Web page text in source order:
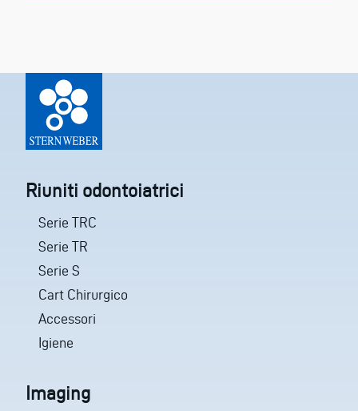
Riuniti odontoiatrici
Serie TRC
Serie TR
Serie S
Cart Chirurgico
Accessori
Igiene
Imaging